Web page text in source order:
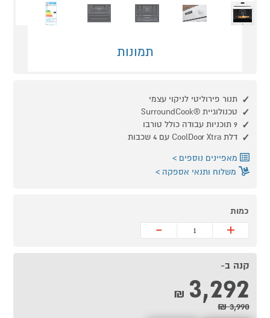
תמונות
תנור פירוליטי לניקוי עצמי
טכנולוגיית ®SurroundCook
9 תוכניות עבודה כולל טורבו
דלת CoolDoor Xtra עם 4 שכבות
מאפיינים נוספים
משלוח ותנאי אספקה
כמות
+
-
קנה ב-
3,292
₪
3,990 ₪